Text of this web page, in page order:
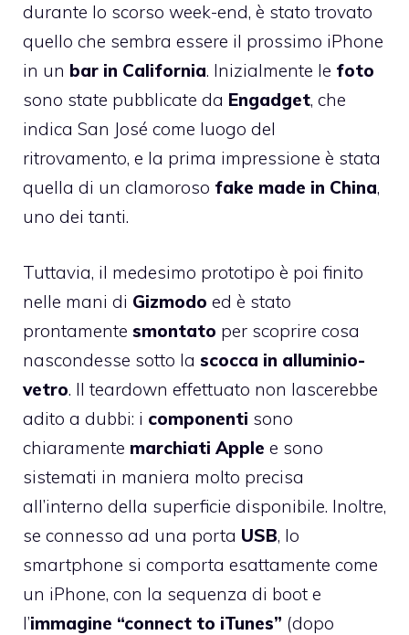
durante lo scorso week-end, è stato trovato
quello che sembra essere il prossimo iPhone
in un bar in California. Inizialmente le foto
sono state pubblicate da Engadget, che
indica San José come luogo del
ritrovamento, e la prima impressione è stata
quella di un clamoroso fake made in China,
uno dei tanti.
Tuttavia, il medesimo prototipo è poi finito
nelle mani di Gizmodo ed è stato
prontamente smontato per scoprire cosa
nascondesse sotto la scocca in alluminio-
vetro. Il teardown effettuato non lascerebbe
adito a dubbi: i componenti sono
chiaramente marchiati Apple e sono
sistemati in maniera molto precisa
all’interno della superficie disponibile. Inoltre,
se connesso ad una porta USB, lo
smartphone si comporta esattamente come
un iPhone, con la sequenza di boot e
l’immagine “connect to iTunes” (dopo